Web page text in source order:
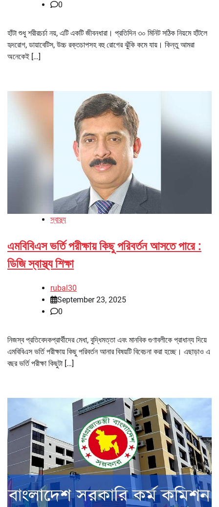
0
হাঁটা শুধু শরীরচর্চা নয়, এটি একটি জীবনধারা। প্রতিদিন ৩০ মিনিট সঠিক নিয়মে হাঁটলে
হৃদরোগ, ডায়াবেটিস, উচ্চ রক্তচাপসহ বহু রোগের ঝুঁকি কমে যায়। কিন্তু আমরা
অনেকেই […]
স্বাস্থ্য
এমবিবিএস ভর্তি পরীক্ষায় কিছু পরিবর্তন আসতে পারে :
ডিজি স্বাস্থ্য শিক্ষা
rubal30
September 23, 2025
0
নিজস্ব প্রতিবেদকপ্রার্থীদের মেধা, বুদ্ধিমত্তা এবং মানবিক গুণাবলীকে প্রাধান্য দিয়ে
এমবিবিএস ভর্তি পরীক্ষায় কিছু পরিবর্তন আনার বিষয়টি বিবেচনা করা হচ্ছে। এছাড়াও এ
বছর ভর্তি পরীক্ষা কিছুটা […]